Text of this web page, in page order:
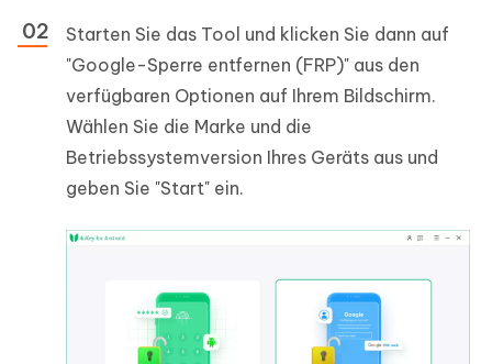
Starten Sie das Tool und klicken Sie dann auf
"Google-Sperre entfernen (FRP)" aus den
verfügbaren Optionen auf Ihrem Bildschirm.
Wählen Sie die Marke und die
Betriebssystemversion Ihres Geräts aus und
geben Sie "Start" ein.